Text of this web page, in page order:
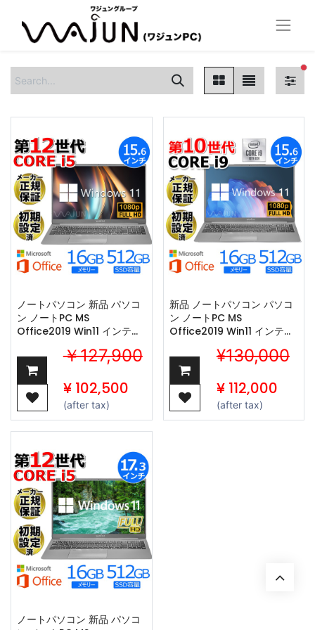
ノートパソコン 新品 パソコ
ン ノートPC MS
Office2019 Win11 インテル
16GB SSD512GB 15.6型 IPS
液晶 Webカメ
ラ/WIFI/Bluetooth Pro X11
￥127,900
¥ 102,500
(after tax)
新品 ノートパソコン パソコ
ン ノートPC MS
Office2019 Win11 インテル
16GB SSD512GB 15.6型 IPS
液晶 Webカメ
ラ/WIFI/Bluetooth Pro X11
¥130,000
¥ 112,000
(after tax)
ノートパソコン 新品 パソコ